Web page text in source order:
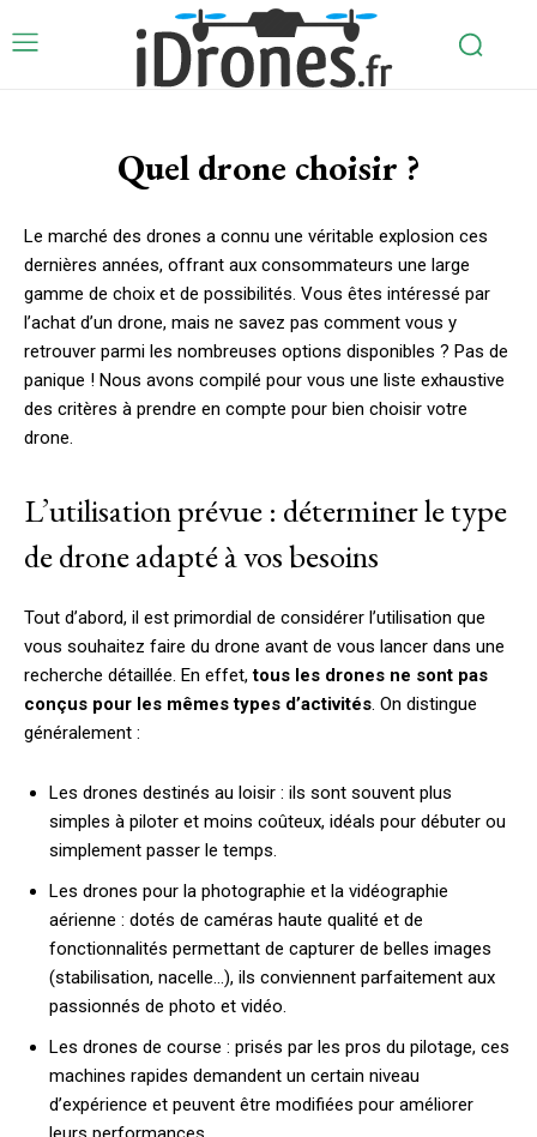
Quel drone choisir ?
Le marché des drones a connu une véritable explosion ces
dernières années, offrant aux consommateurs une large
gamme de choix et de possibilités. Vous êtes intéressé par
l’achat d’un drone, mais ne savez pas comment vous y
retrouver parmi les nombreuses options disponibles ? Pas de
panique ! Nous avons compilé pour vous une liste exhaustive
des critères à prendre en compte pour bien choisir votre
drone.
L’utilisation prévue : déterminer le type
de drone adapté à vos besoins
Tout d’abord, il est primordial de considérer l’utilisation que
vous souhaitez faire du drone avant de vous lancer dans une
recherche détaillée. En effet,tous les drones ne sont pas
conçus pour les mêmes types d’activités. On distingue
généralement :
Les drones destinés au loisir : ils sont souvent plus
simples à piloter et moins coûteux, idéals pour débuter ou
simplement passer le temps.
Les drones pour la photographie et la vidéographie
aérienne : dotés de caméras haute qualité et de
fonctionnalités permettant de capturer de belles images
(stabilisation, nacelle…), ils conviennent parfaitement aux
passionnés de photo et vidéo.
Les drones de course : prisés par les pros du pilotage, ces
machines rapides demandent un certain niveau
d’expérience et peuvent être modifiées pour améliorer